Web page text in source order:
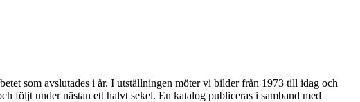
som avslutades i år. I utställningen möter vi bilder från 1973 till idag och
följt under nästan ett halvt sekel. En katalog publiceras i samband med